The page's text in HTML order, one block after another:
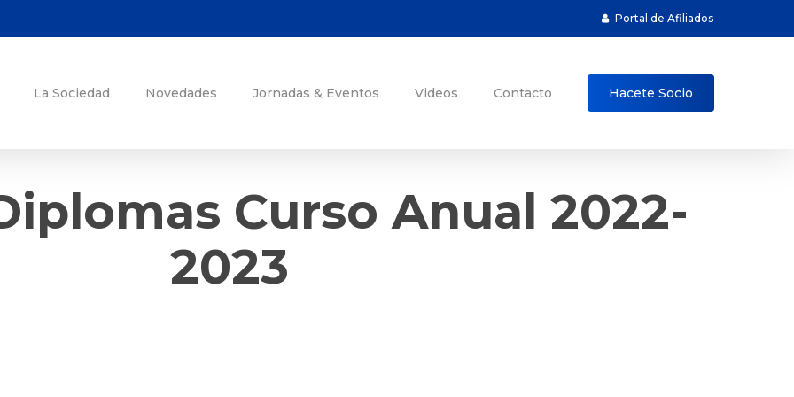
Portal de Afiliados
La Sociedad Novedades Jornadas & Eventos Videos Contacto Hacete Socio
Curso Anual 2022-
2023